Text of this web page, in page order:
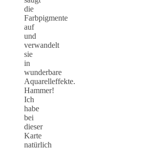
die
Farbpigmente
auf
und
verwandelt
sie
in
wunderbare
Aquarelleffekte.
Hammer!
Ich
habe
bei
dieser
Karte
natürlich